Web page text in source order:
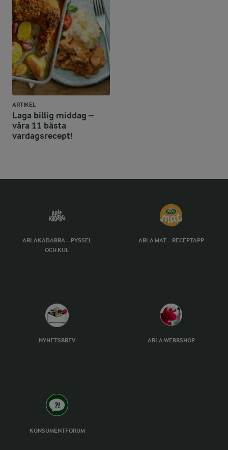
ARTIKEL
Laga billig middag –
våra 11 bästa
vardagsrecept!
ARLAKADABRA – PYSSEL
OCH KUL
ARLA MAT – RECEPTAPP
NYHETSBREV ARLA WEBBSHOP
KONSUMENTFORUM